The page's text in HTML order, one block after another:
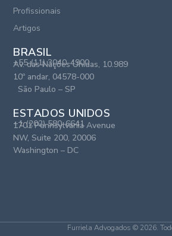
Profissionais
Artigos
BRASIL
+55 (11) 3040-4900
Av. das Nações Unidas, 10.989
10º andar, 04578-000
São Paulo – SP
ESTADOS UNIDOS
+1 (202) 580-6641
1701 Pennsylvania Avenue
NW, Suite 200, 20006
Washington – DC
Furriela Advogados © 2026.